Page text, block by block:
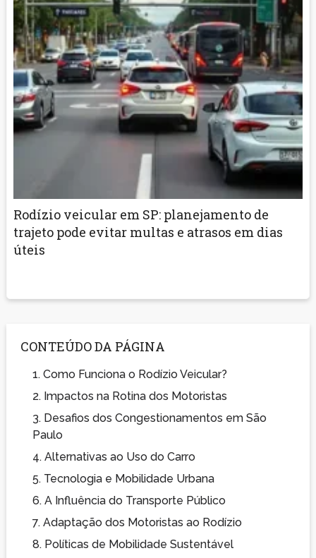
Rodízio veicular em SP: planejamento de
trajeto pode evitar multas e atrasos em dias
úteis
CONTEÚDO DA PÁGINA
1. Como Funciona o Rodízio Veicular?
2. Impactos na Rotina dos Motoristas
3. Desafios dos Congestionamentos em São
Paulo
4. Alternativas ao Uso do Carro
5. Tecnologia e Mobilidade Urbana
6. A Influência do Transporte Público
7. Adaptação dos Motoristas ao Rodízio
8. Políticas de Mobilidade Sustentável